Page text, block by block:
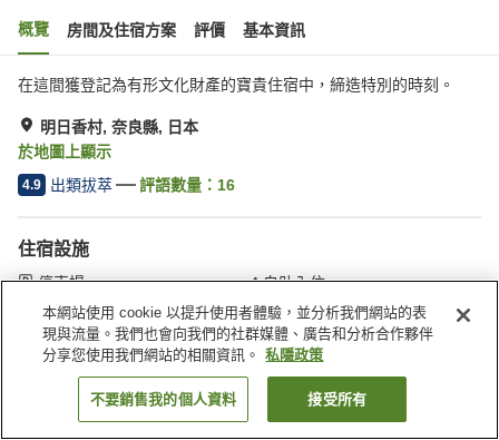
概覽 房間及住宿方案 評價 基本資訊
在這間獲登記為有形文化財產的寶貴住宿中，締造特別的時刻。
明日香村, 奈良縣, 日本
於地圖上顯示
4.9 出類拔萃 評語數量： 16
住宿設施
停車場
自助入住
24 小時服務櫃台
出租浴衣
主頁 日本 奈良縣
明日香村
國家有形文化遺產酒店明日香 Branchera 別墅
找客房
本網站使用 cookie 以提升使用者體驗，並分析我們網站的表
現與流量。我們也會向我們的社群媒體、廣告和分析合作夥伴
分享您使用我們網站的相關資訊。
私隱政策
不要銷售我的個人資料 接受所有